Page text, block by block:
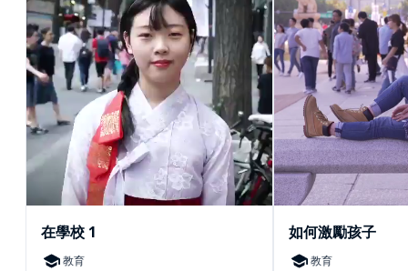
在學校 1
教育
如何激勵孩子
教育